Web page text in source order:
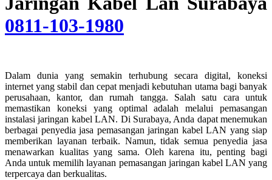
0811-103-1980
Dalam dunia yang semakin terhubung secara digital, koneksi
internet yang stabil dan cepat menjadi kebutuhan utama bagi banyak
perusahaan, kantor, dan rumah tangga. Salah satu cara untuk
memastikan koneksi yang optimal adalah melalui pemasangan
instalasi jaringan kabel LAN. Di Surabaya, Anda dapat menemukan
berbagai penyedia jasa pemasangan jaringan kabel LAN yang siap
memberikan layanan terbaik. Namun, tidak semua penyedia jasa
menawarkan kualitas yang sama. Oleh karena itu, penting bagi
Anda untuk memilih layanan pemasangan jaringan kabel LAN yang
terpercaya dan berkualitas.